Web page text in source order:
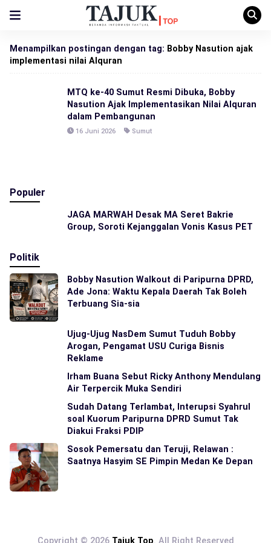
Menampilkan postingan dengan tag: Bobby Nasution ajak
implementasi nilai Alquran
MTQ ke-40 Sumut Resmi Dibuka, Bobby
Nasution Ajak Implementasikan Nilai Alquran
dalam Pembangunan
16 Juni 2026 Sumut
Populer
JAGA MARWAH Desak MA Seret Bakrie
Group, Soroti Kejanggalan Vonis Kasus PET
Politik
Bobby Nasution Walkout di Paripurna DPRD,
Ade Jona: Waktu Kepala Daerah Tak Boleh
Terbuang Sia-sia
Ujug-Ujug NasDem Sumut Tuduh Bobby
Arogan, Pengamat USU Curiga Bisnis
Reklame
Irham Buana Sebut Ricky Anthony Mendulang
Air Terpercik Muka Sendiri
Sudah Datang Terlambat, Interupsi Syahrul
soal Kuorum Paripurna DPRD Sumut Tak
Diakui Fraksi PDIP
Sosok Pemersatu dan Teruji, Relawan :
Saatnya Hasyim SE Pimpin Medan Ke Depan
Copyright © 2026 Tajuk Top. All Right Reserved